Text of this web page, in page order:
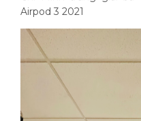
Airpod 3 2021